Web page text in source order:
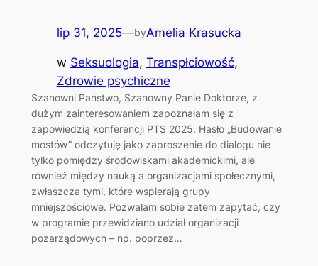
lip 31, 2025—byAmelia Krasucka
w Seksuologia, Transpłciowość
Zdrowie psychiczne
Szanowni Państwo, Szanowny Panie Doktorze, z
dużym zainteresowaniem zapoznałam się z
zapowiedzią konferencji PTS 2025. Hasło „Budowanie
mostów” odczytuję jako zaproszenie do dialogu nie
tylko pomiędzy środowiskami akademickimi, ale
również między nauką a organizacjami społecznymi,
zwłaszcza tymi, które wspierają grupy
mniejszościowe. Pozwalam sobie zatem zapytać, czy
w programie przewidziano udział organizacji
pozarządowych – np. poprzez…